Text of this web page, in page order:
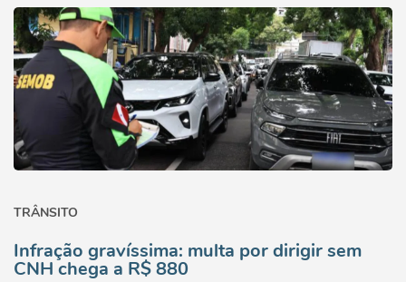
TRÂNSITO
Infração gravíssima: multa por dirigir sem
CNH chega a R$ 880